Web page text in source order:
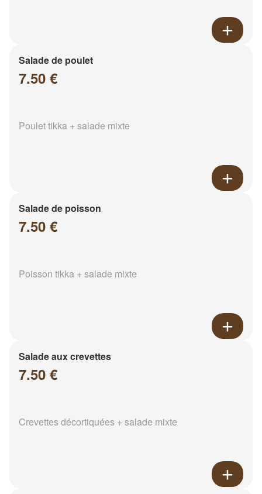
Salade de poulet
7.50 €
Poulet tikka + salade mixte
Salade de poisson
7.50 €
Poisson tikka + salade mixte
Salade aux crevettes
7.50 €
Crevettes décortiquées + salade mixte